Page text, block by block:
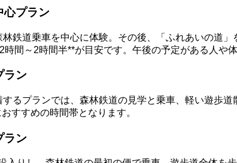
心プラン
鉄道乗車を中心に体験。その後、「ふれあいの道
間～2時間半**が目安です。午後の予定がある人や
ラン
るプランでは、森林鉄道の見学と乗車、軽い遊歩
すすめの時間帯となります。
ラン